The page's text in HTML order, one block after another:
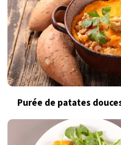
Purée de patates